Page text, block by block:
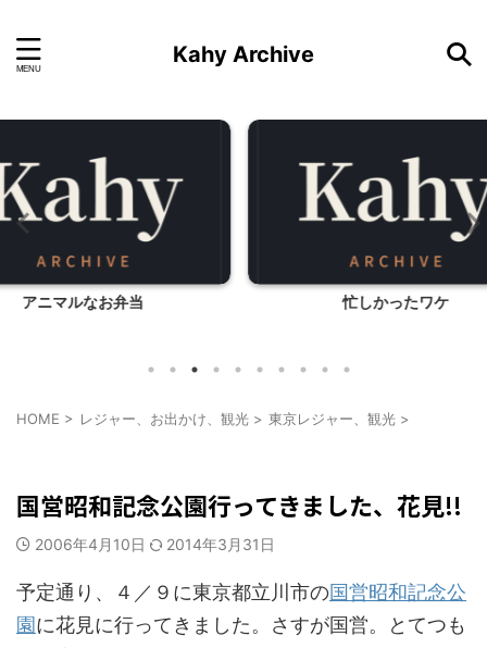
Kahy Archive
リゾナ
HOME > レジャー、お出かけ、観光 > 東京レジャー、観光 >
国営昭和記念公園行ってきました、花見!!
2006年4月10日 2014年3月31日
予定通り、４／９に東京都立川市の国営昭和記念公
園に花見に行ってきました。さすが国営。とてつも